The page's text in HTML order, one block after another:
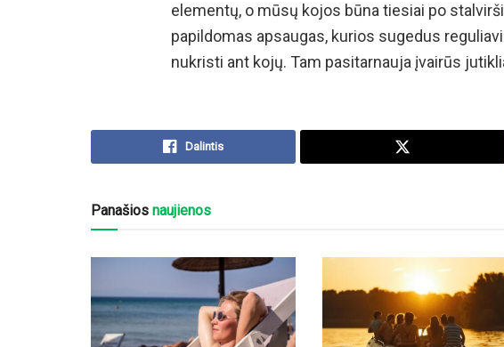
elementų, o mūsų kojos būna tiesiai po
papildomas apsaugas, kurios sugedus
nukristi ant kojų. Tam pasitarnauja įvairūs
Dalintis
Panašios naujienos